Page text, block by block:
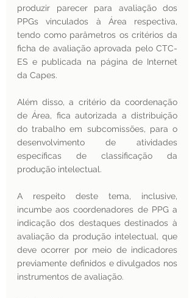
produzir parecer para avaliação dos
PPGs vinculados à Área respectiva,
tendo como parâmetros os critérios da
ficha de avaliação aprovada pelo CTC-
ES e publicada na página de Internet
da Capes.
Além disso, a critério da coordenação
de Área, fica autorizada a distribuição
do trabalho em subcomissões, para o
desenvolvimento de atividades
específicas de classificação da
produção intelectual.
A respeito deste tema, inclusive,
incumbe aos coordenadores de PPG a
indicação dos destaques destinados à
avaliação da produção intelectual, que
deve ocorrer por meio de indicadores
previamente definidos e divulgados nos
instrumentos de avaliação.